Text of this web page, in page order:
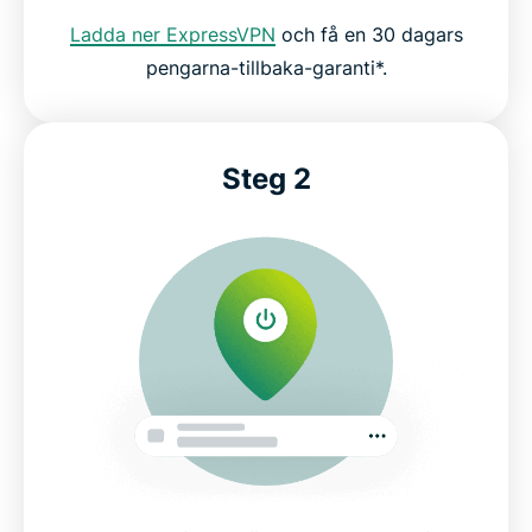
Vad folk säger om ExpressVPN
Vanliga frågor om VPN-tjänster i Kanada
Hur får jag en kanadensisk IP-adress?
Internetsekretess och regler i Kanada
Behöver du en VPN i Kanada?
Populära serverplatser för användare från Kanada
Ladda ner ExpressVPN och få en 30 dagars
pengarna-tillbaka-garanti*.
Steg 2